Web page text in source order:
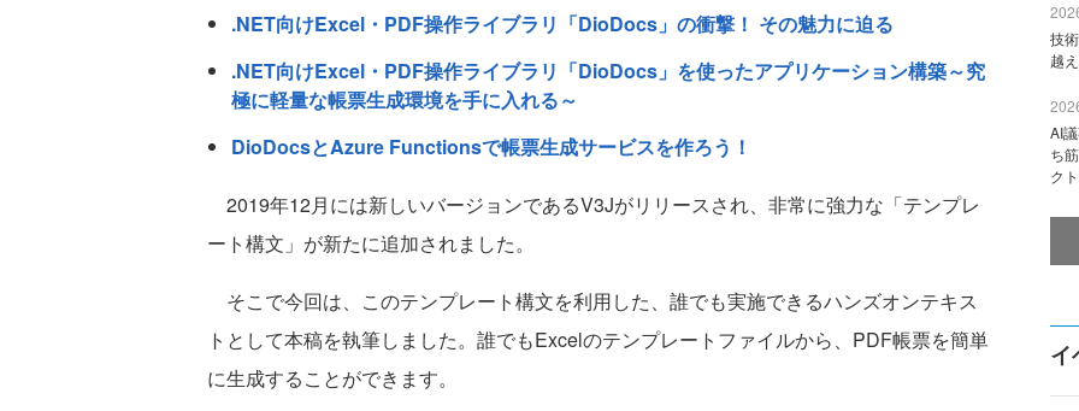
.NET向けExcel・PDF操作ライブラリ「DioDocs」の衝撃！ その魅力に迫る
.NET向けExcel・PDF操作ライブラリ「DioDocs」を使ったアプリケーション構築～究
極に軽量な帳票生成環境を手に入れる～
DioDocsとAzure Functionsで帳票生成サービスを作ろう！
2019年12月には新しいバージョンであるV3Jがリリースされ、非常に強力な「テンプレ
ート構文」が新たに追加されました。
そこで今回は、このテンプレート構文を利用した、誰でも実施できるハンズオンテキス
トとして本稿を執筆しました。誰でもExcelのテンプレートファイルから、PDF帳票を簡単
に生成することができます。
技
越
AI
ち
ク
イ